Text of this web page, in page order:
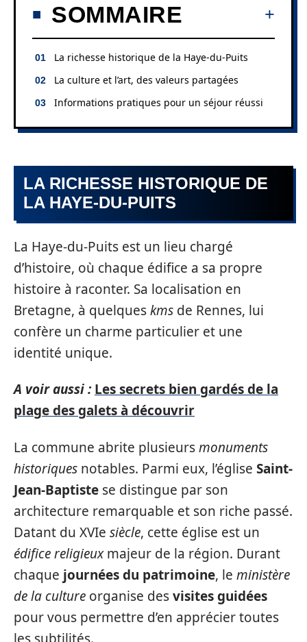
SOMMAIRE
La richesse historique de la Haye-du-Puits
La culture et l’art, des valeurs partagées
Informations pratiques pour un séjour réussi
LA RICHESSE HISTORIQUE DE
LA HAYE-DU-PUITS
La Haye-du-Puits est un lieu chargé
d’histoire, où chaque édifice a sa propre
histoire à raconter. Sa localisation en
Bretagne, à quelqueskms de Rennes, lui
confère un charme particulier et une
identité unique.
A voir aussi : Les secrets bien gardés de la
plage des galets à découvrir
La commune abrite plusieursmonuments
historiques notables. Parmi eux, l’église Saint-
Jean-Baptiste se distingue par son
architecture remarquable et son riche passé.
Datant du XVIe siècle, cette église est un
édifice religieuxmajeur de la région. Durant
chaque journées du patrimoine, le ministère
de la culture organise desvisites guidées
pour vous permettre d’en apprécier toutes
les subtilités.